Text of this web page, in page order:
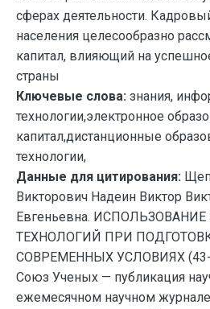
сферах деятельности.
населения целесообразно
капитал, влияющий на
страны
Ключевые слова: знания,
технологии,электронное
капитал,дистанционные
технологии,
Данные для цитирования:
Викторович Надеин Виктор
Евгеньевна.
ТЕХНОЛОГИЙ ПРИ
СОВРЕМЕННЫХ УСЛОВИЯХ (43-
Союз Ученых — публикация
ежемесячном научном